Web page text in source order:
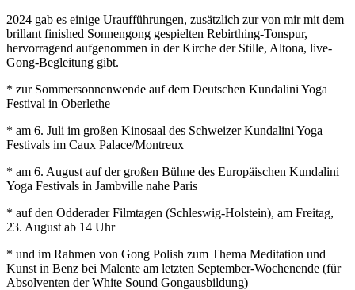
2024 gab es einige Uraufführungen, zusätzlich zur von mir mit dem
brillant finished Sonnengong gespielten Rebirthing-Tonspur,
hervorragend aufgenommen in der Kirche der Stille, Altona, live-
Gong-Begleitung gibt.
* zur Sommersonnenwende auf dem Deutschen Kundalini Yoga
Festival in Oberlethe
* am 6. Juli im großen Kinosaal des Schweizer Kundalini Yoga
Festivals im Caux Palace/Montreux
* am 6. August auf der großen Bühne des Europäischen Kundalini
Yoga Festivals in Jambville nahe Paris
* auf den Odderader Filmtagen (Schleswig-Holstein), am Freitag,
23. August ab 14 Uhr
* und im Rahmen von Gong Polish zum Thema Meditation und
Kunst in Benz bei Malente am letzten September-Wochenende (für
Absolventen der White Sound Gongausbildung)